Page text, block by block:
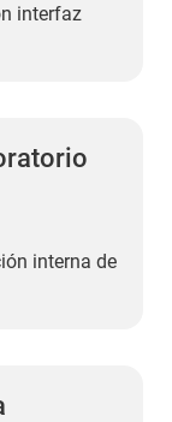
interfaz
interna de